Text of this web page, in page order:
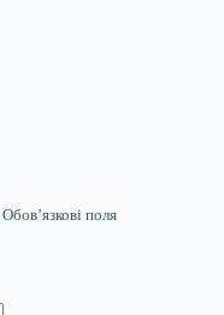
Обов’язкові поля